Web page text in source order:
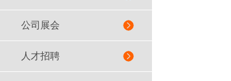
公司展会
人才招聘